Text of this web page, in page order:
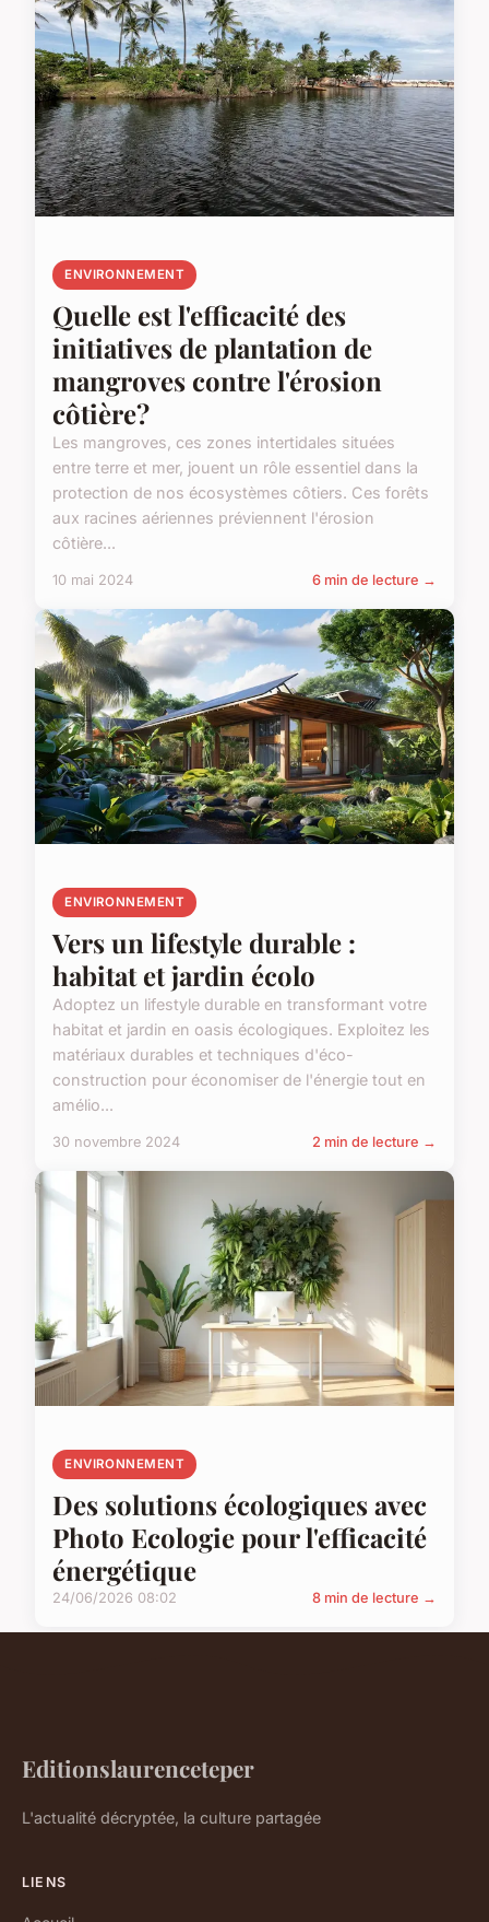
ENVIRONNEMENT
Quelle est l'efficacité des
initiatives de plantation de
mangroves contre l'érosion
côtière?
Les mangroves, ces zones intertidales situées
entre terre et mer, jouent un rôle essentiel dans la
protection de nos écosystèmes côtiers. Ces forêts
aux racines aériennes préviennent l'érosion
côtière...
10 mai 2024 6 min de lecture →
ENVIRONNEMENT
Vers un lifestyle durable :
habitat et jardin écolo
Adoptez un lifestyle durable en transformant votre
habitat et jardin en oasis écologiques. Exploitez les
matériaux durables et techniques d'éco-
construction pour économiser de l'énergie tout en
amélio...
30 novembre 2024 2 min de lecture →
ENVIRONNEMENT
Des solutions écologiques avec
Photo Ecologie pour l'efficacité
énergétique
24/06/2026 08:02 8 min de lecture →
Editionslaurenceteper
L'actualité décryptée, la culture partagée
LIENS